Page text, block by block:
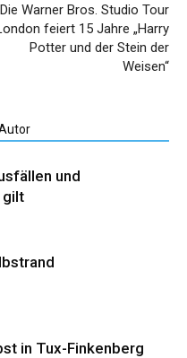
Die Warner Bros. Studio Tour
feiert 15 Jahre „Harry
Potter und der Stein der
Weisen“
und
gilt
in Tux-Finkenberg